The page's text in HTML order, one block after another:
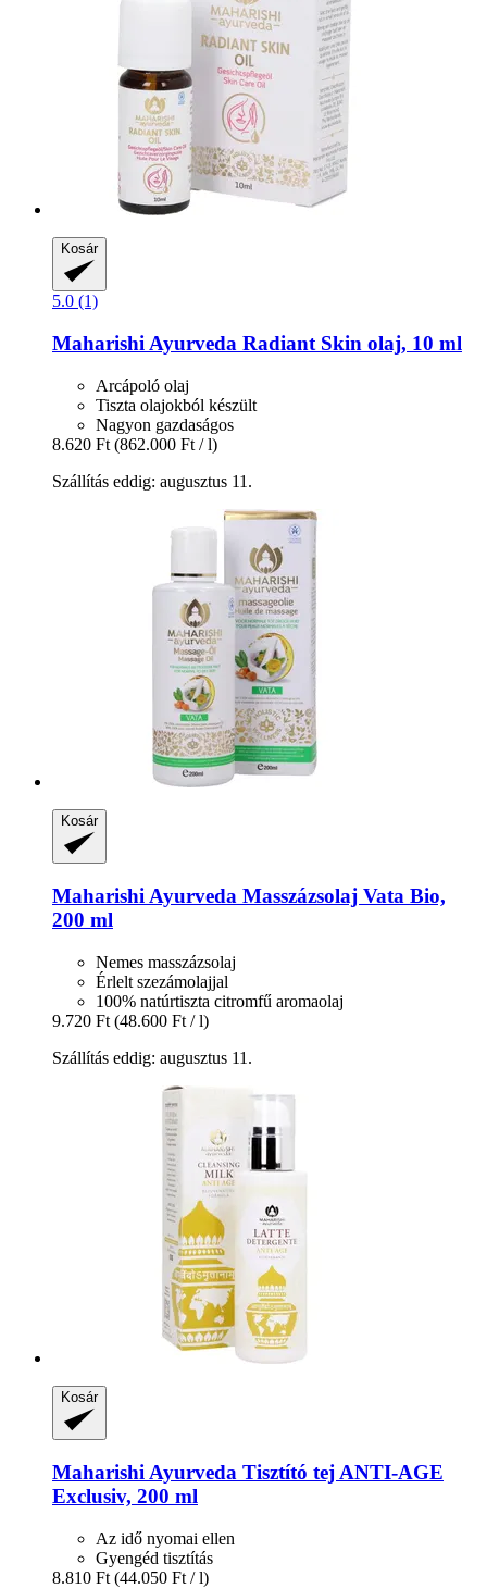
Kosár
5.0 (1)
Maharishi Ayurveda Radiant Skin olaj, 10 ml
Arcápoló olaj
Tiszta olajokból készült
Nagyon gazdaságos
8.620 Ft (862.000 Ft / l)
Szállítás eddig: augusztus 11.
Kosár
Maharishi Ayurveda Masszázsolaj Vata Bio,
200 ml
Nemes masszázsolaj
Érlelt szezámolajjal
100% natúrtiszta citromfű aromaolaj
9.720 Ft (48.600 Ft / l)
Szállítás eddig: augusztus 11.
Kosár
Maharishi Ayurveda Tisztító tej ANTI-​AGE
Exclusiv, 200 ml
Az idő nyomai ellen
Gyengéd tisztítás
8.810 Ft (44.050 Ft / l)